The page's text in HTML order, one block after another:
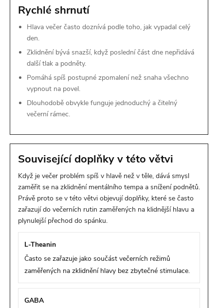
Rychlé shrnutí
Hlava večer často doznívá podle toho, jak vypadal celý
den.
Zklidnění bývá snazší, když poslední část dne nepřidává
další tlak a podněty.
Pomáhá spíš postupné zpomalení než snaha všechno
vypnout na povel.
Dlouhodobě obvykle funguje jednoduchý a čitelný
večerní rámec.
Související doplňky v této větvi
Když je večer problém spíš v hlavě než v těle, dává smysl
zaměřit se na zklidnění mentálního tempa a snížení podnětů.
Právě proto se v této větvi objevují doplňky, které se často
zařazují do večerních rutin zaměřených na klidnější hlavu a
plynulejší přechod do spánku.
L-Theanin
Často se zařazuje jako součást večerních režimů
zaměřených na zklidnění hlavy bez zbytečné stimulace.
GABA